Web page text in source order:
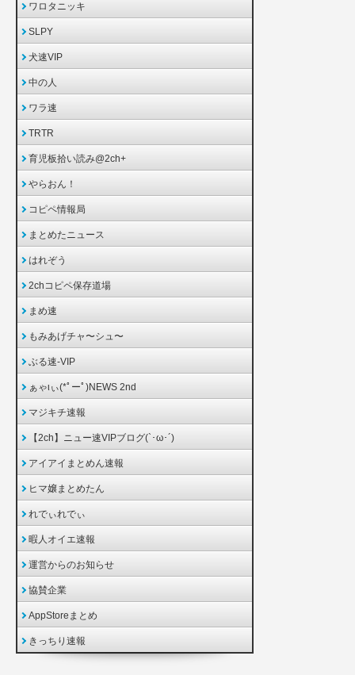
ワロタニッキ
SLPY
犬速VIP
中の人
ワラ速
TRTR
育児板拾い読み@2ch+
やらおん！
コピペ情報局
まとめたニュース
はれぞう
2chコピペ保存道場
まめ速
もみあげチャ〜シュ〜
ぶる速-VIP
ぁゃιぃ(*ﾟーﾟ)NEWS 2nd
マジキチ速報
【2ch】ニュー速VIPブログ(`･ω･´)
アイアイまとめん速報
ヒマ嬢まとめたん
れでぃれでぃ
暇人オイエ速報
運営からのお知らせ
協賛企業
AppStoreまとめ
きっちり速報